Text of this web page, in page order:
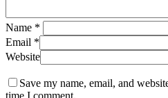
Name *
Email *
Website
Save my name, email, and
time I comment.